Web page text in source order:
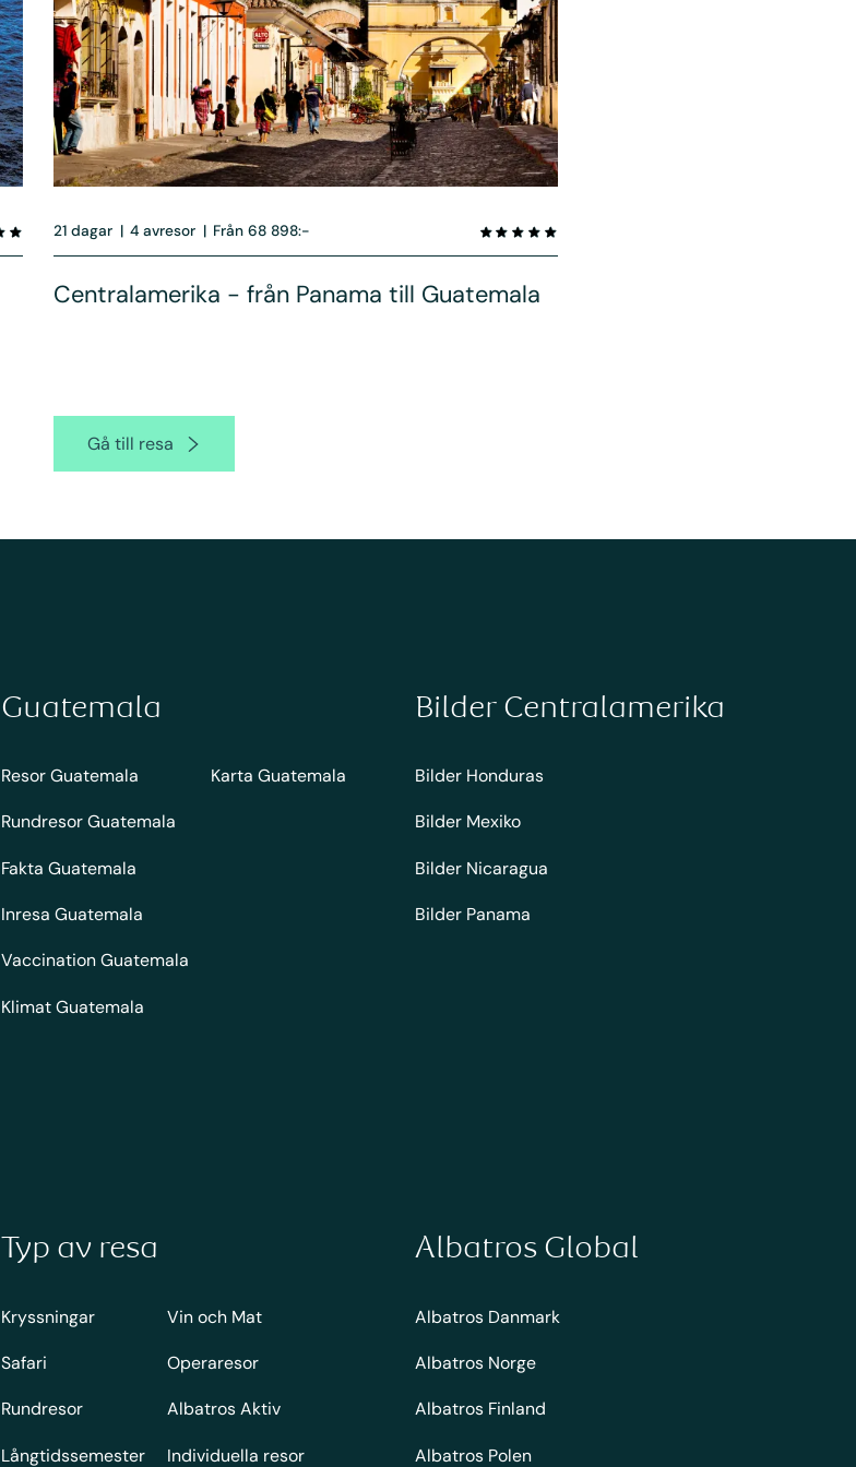
21 dagar | 4 avresor | Från 68 898:-
Centralamerika - från Panama till Guatemala
Gå till resa
Guatemala
Resor Guatemala
Rundresor Guatemala
Fakta Guatemala
Inresa Guatemala
Vaccination Guatemala
Klimat Guatemala
Karta Guatemala
Bilder Centralamerika
Bilder Honduras
Bilder Mexiko
Bilder Nicaragua
Bilder Panama
Typ av resa
Kryssningar
Safari
Rundresor
Långtidssemester
Vin och Mat
Operaresor
Albatros Aktiv
Individuella resor
Albatros Global
Albatros Danmark
Albatros Norge
Albatros Finland
Albatros Polen